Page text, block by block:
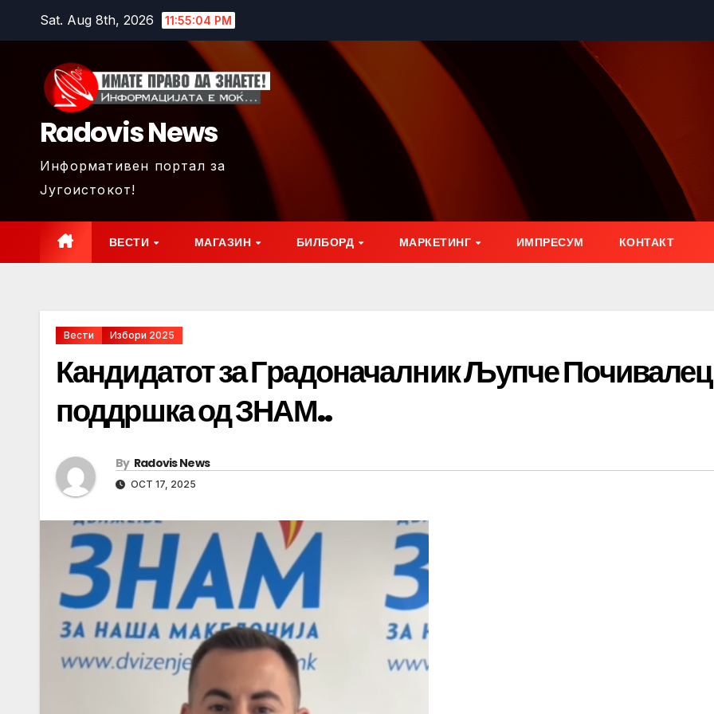
Sat. Aug 8th, 2026 11:55:05 PM
Radovis News
Информативен портал за
Југоистокот!
ВЕСТИ МАГАЗИН БИЛБОРД МАРКЕТИНГ ИМПРЕСУМ КОНТАКТ
Вести Избори 2025
Кандидатот за Градоначалник Љупче
поддршка од ЗНАМ..
By Radovis News
OCT 17, 2025